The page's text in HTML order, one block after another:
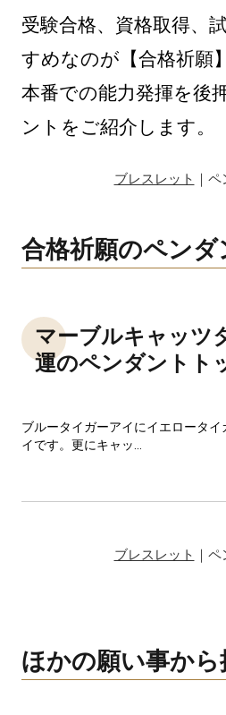
受験合格、資格取得、
すめなのが【合格祈願
本番での能力発揮を後
ントをご紹介します。
ブレスレット ｜
合格祈願のペン
マーブルキャッツ
運のペンダントト
ブルータイガーアイにイエロータ
イです。更にキャッ...
ブレスレット ｜
ほかの願い事から